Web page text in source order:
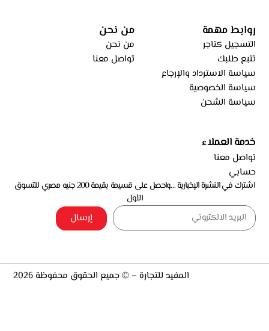
روابط مهمة
التسجيل كتاجر
تتبع طلبك
سياسة الاسترداد والإرجاع
سياسة الخصوصية
سياسة الشحن
من نحن
من نحن
تواصل معنا
خدمة العملاء
تواصل معنا
حسابي
اشترك في النشرة الإخبارية …واحصل على قسيمة بقيمة 200 جنيه مصري للتسوق
الأول
إرسال
المفيد للتجارة – © جميع الحقوق محفوظة 2026